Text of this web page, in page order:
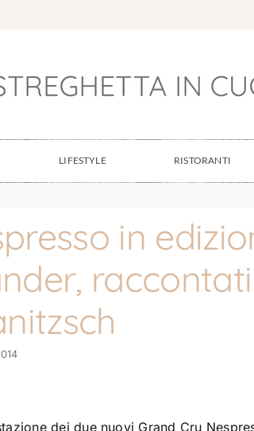
LIFESTYLE RISTORANTI
in
dei due nuovi Grand Cru